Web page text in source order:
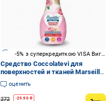
-5% з суперкредиткою VISA Вигода
Средство Coccolatevi для
поверхностей и тканей Marseille
and Rose 0,75 л
оценить
272 -29.90₴